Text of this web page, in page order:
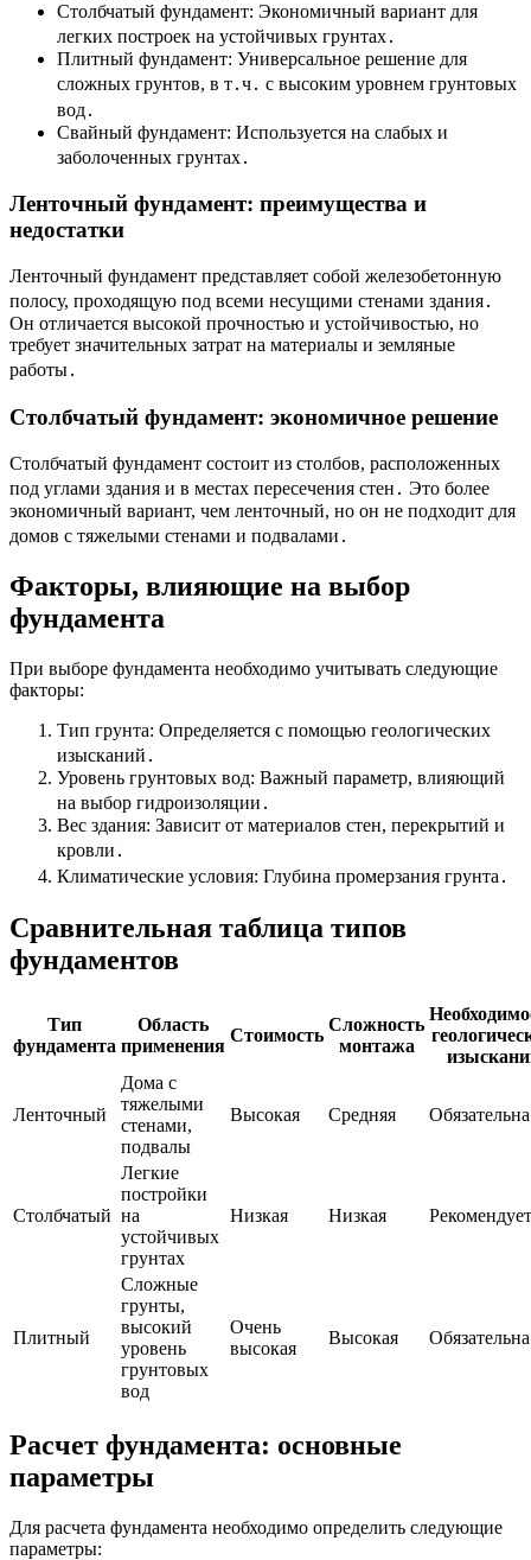
Столбчатый фундамент: Экономичный вариант для
легких построек на устойчивых грунтах․
Плитный фундамент: Универсальное решение для
сложных грунтов, в т․ч․ с высоким уровнем грунтовых
вод․
Свайный фундамент: Используется на слабых и
заболоченных грунтах․
Ленточный фундамент: преимущества и
недостатки
Ленточный фундамент представляет собой железобетонную
полосу, проходящую под всеми несущими стенами здания․
Он отличается высокой прочностью и устойчивостью, но
требует значительных затрат на материалы и земляные
работы․
Столбчатый фундамент: экономичное решение
Столбчатый фундамент состоит из столбов, расположенных
под углами здания и в местах пересечения стен․ Это более
экономичный вариант, чем ленточный, но он не подходит для
домов с тяжелыми стенами и подвалами․
Факторы, влияющие на выбор
фундамента
При выборе фундамента необходимо учитывать следующие
факторы:
Тип грунта: Определяется с помощью геологических
изысканий․
Уровень грунтовых вод: Важный параметр, влияющий
на выбор гидроизоляции․
Вес здания: Зависит от материалов стен, перекрытий и
кровли․
Климатические условия: Глубина промерзания грунта․
Сравнительная таблица типов
фундаментов
Тип
фундамента
Область
применения
Стоимость
Сложность
монтажа
Ленточный
Дома с
тяжелыми
стенами,
подвалы
Высокая Средняя Обязательна
Столбчатый
Легкие
постройки
на
устойчивых
грунтах
Низкая Низкая
Плитный
Сложные
грунты,
высокий
уровень
грунтовых
вод
Очень
высокая
Высокая Обязательна
Расчет фундамента: основные
параметры
Для расчета фундамента необходимо определить следующие
параметры: